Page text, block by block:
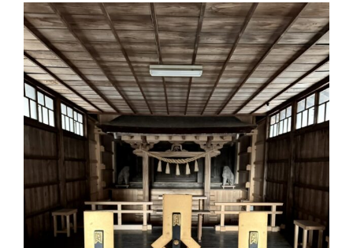
View
Larger
Image